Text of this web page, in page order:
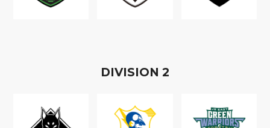
DIVISION 2